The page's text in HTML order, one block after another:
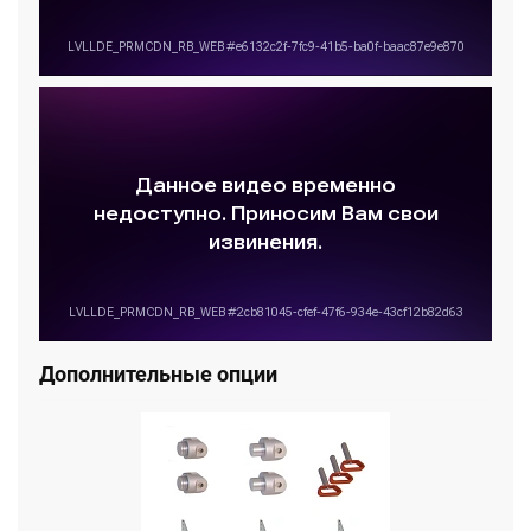
степень сложности ремонта, а также базовым навыкам
ремонта на оборудовании по правки рам грузовых
Дополнительные опции